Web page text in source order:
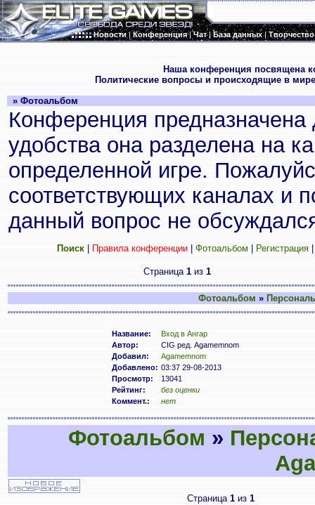
Новости|Конференция|Чат|База данных|Творчество
Наша конференция посвящена
Политические вопросы и происходящие в
» Фотоальбом
Конференция
удобства она разделена на
определенной игре.
соответствующих каналах и
данный вопрос не
Поиск| Правила конференции| Фотоальбом Регистрация
Страница 1 из 1
Фотоальбом »
Название:
Вход в Ангар
Автор:
CIG ред. Agamemnom
Добавил:
Agamemnom
Добавлено: 03:37 29-08-2013
Просмотр:
13041
Рейтинг:
без оценки
Коммент.:
нет
Фотоальбом »
Страница 1 из 1